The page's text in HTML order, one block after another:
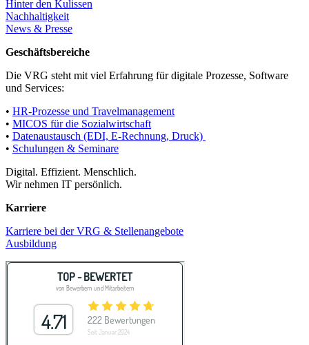
Hinter den Kulissen
Nachhaltigkeit
News & Presse
Geschäftsbereiche
Die VRG steht mit viel Erfahrung für digitale Prozesse, Software
und Services:
• HR-Prozesse und Travelmanagement
• MICOS für die Sozialwirtschaft
• Datenaustausch (EDI, E-Rechnung, Druck)
• Schulungen & Seminare
Digital. Effizient. Menschlich.
Wir nehmen IT persönlich.
Karriere
Karriere bei der VRG & Stellenangebote
Ausbildung